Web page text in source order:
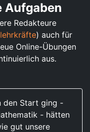
Aufgaben
Redakteure
) auch für
Online-Übungen
aus.
den Start ging -
- hätten
gut unsere